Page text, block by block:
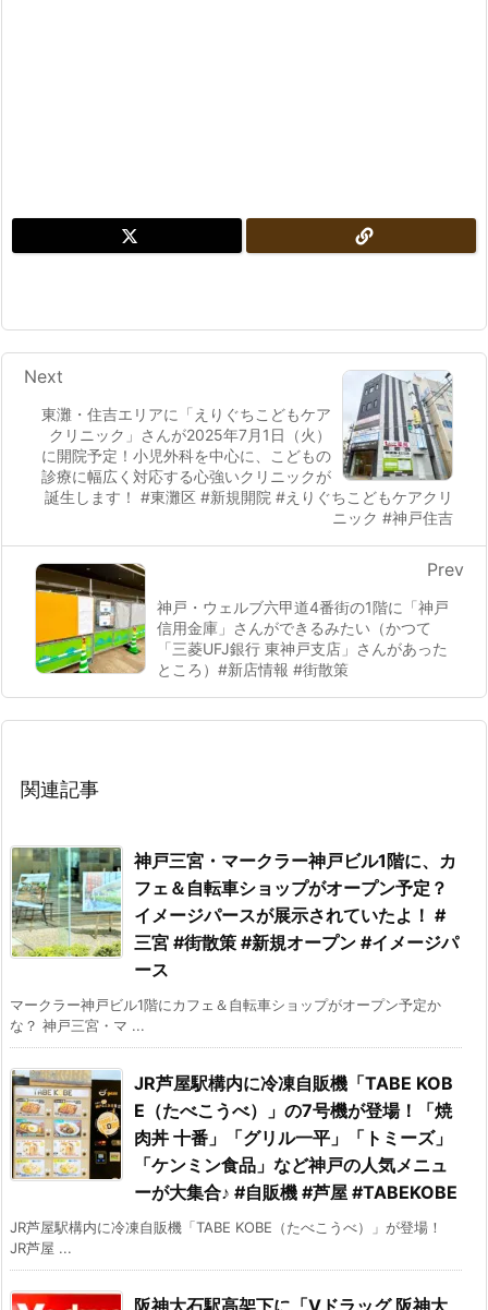
東灘・住吉エリアに「えりぐちこどもケア
クリニック」さんが2025年7月1日（火）
に開院予定！小児外科を中心に、こどもの
診療に幅広く対応する心強いクリニックが
誕生します！ #東灘区 #新規開院 #えりぐちこどもケアクリ
ニック #神戸住吉
Next
神戸・ウェルブ六甲道4番街の1階に「神戸
信用金庫」さんができるみたい（かつて
「三菱UFJ銀行 東神戸支店」さんがあった
ところ）#新店情報 #街散策
Prev
関連記事
神戸三宮・マークラー神戸ビル1階に、カ
フェ＆自転車ショップがオープン予定？
イメージパースが展示されていたよ！ #
三宮 #街散策 #新規オープン #イメージパ
ース
マークラー神戸ビル1階にカフェ＆自転車ショップがオープン予定か
な？ 神戸三宮・マ ...
JR芦屋駅構内に冷凍自販機「TABE KOB
E（たべこうべ）」の7号機が登場！「焼
肉丼 十番」「グリル一平」「トミーズ」
「ケンミン食品」など神戸の人気メニュ
ーが大集合♪ #自販機 #芦屋 #TABEKOBE
JR芦屋駅構内に冷凍自販機「TABE KOBE（たべこうべ）」が登場！
JR芦屋 ...
阪神大石駅高架下に「Vドラッグ 阪神大